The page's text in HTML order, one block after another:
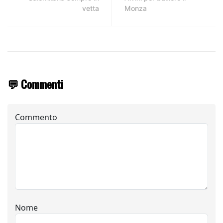
vetta
Monza
💬 Commenti